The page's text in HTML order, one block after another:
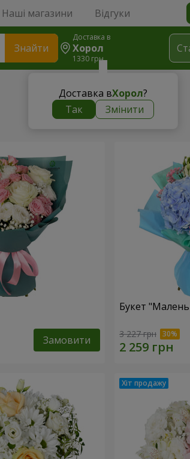
Наші магазини Відгуки
Знайти
Доставка в
Хорол
1330 грн
Доставка вХорол?
Так
Змінити
Замовити
Букет
3 227 грн